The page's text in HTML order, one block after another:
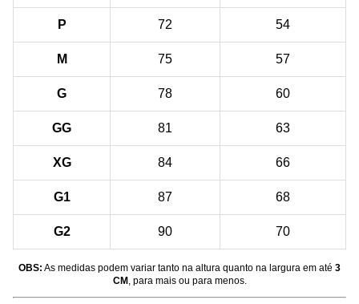
P 72 54
M 75 57
G 78 60
GG 81 63
XG 84 66
G1 87 68
G2 90 70
OBS: As medidas podem variar tanto na altura quanto na largura em até 3
CM , para mais ou para menos.